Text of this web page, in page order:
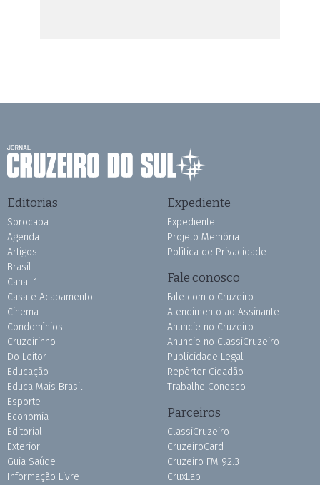
Editorias
Sorocaba
Agenda
Artigos
Brasil
Canal 1
Casa e Acabamento
Cinema
Condomínios
Cruzeirinho
Do Leitor
Educação
Educa Mais Brasil
Esporte
Economia
Editorial
Exterior
Guia Saúde
Informação Livre
Expediente
Expediente
Projeto Memória
Política de Privacidade
Fale conosco
Fale com o Cruzeiro
Atendimento ao Assinante
Anuncie no Cruzeiro
Anuncie no ClassiCruzeiro
Publicidade Legal
Repórter Cidadão
Trabalhe Conosco
Parceiros
ClassiCruzeiro
CruzeiroCard
Cruzeiro FM 92.3
CruxLab